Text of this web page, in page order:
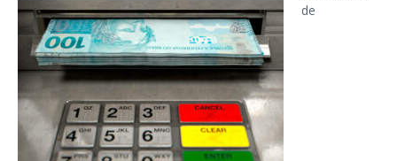
de